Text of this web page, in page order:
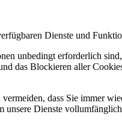
Dienste und
unbedingt erforderlich
das Blockieren aller
dass Sie immer
Dienste